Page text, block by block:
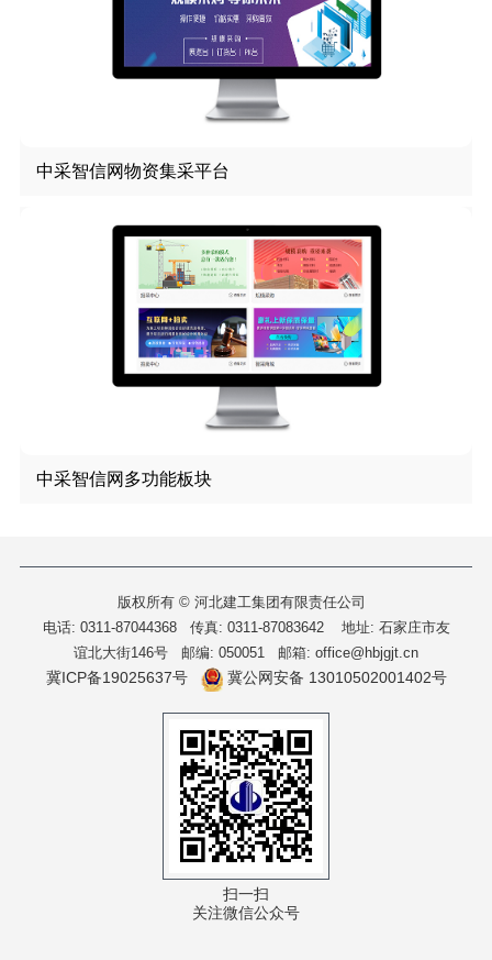
中采智信网物资集采平台
中采智信网多功能板块
版权所有 © 河北建工集团有限责任公司
电话: 0311-87044368 传真: 0311-87083642 地址: 石家庄市友
谊北大街146号 邮编: 050051 邮箱: office@hbjgjt.cn
冀ICP备19025637号 冀公网安备 13010502001402号
扫一扫
关注微信公众号